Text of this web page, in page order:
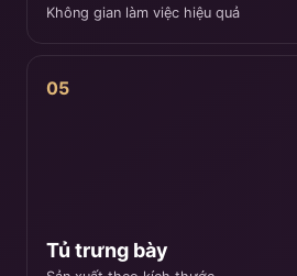
Không gian làm việc hiệu quả
05
Tủ trưng bày